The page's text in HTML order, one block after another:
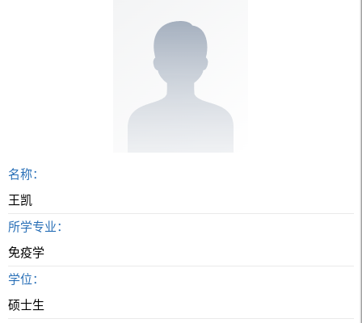
名称：
王凯
所学专业：
免疫学
学位：
硕士生